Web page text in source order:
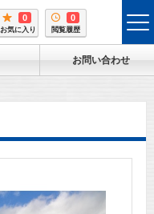
0
お気に入り
0
閲覧履歴
お問い合わせ